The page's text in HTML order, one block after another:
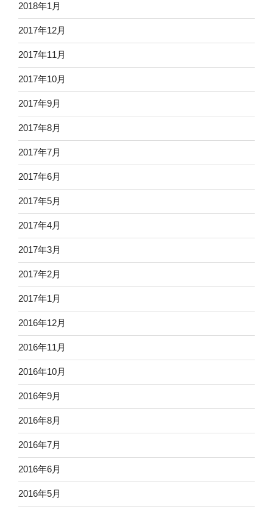
2018年1月
2017年12月
2017年11月
2017年10月
2017年9月
2017年8月
2017年7月
2017年6月
2017年5月
2017年4月
2017年3月
2017年2月
2017年1月
2016年12月
2016年11月
2016年10月
2016年9月
2016年8月
2016年7月
2016年6月
2016年5月